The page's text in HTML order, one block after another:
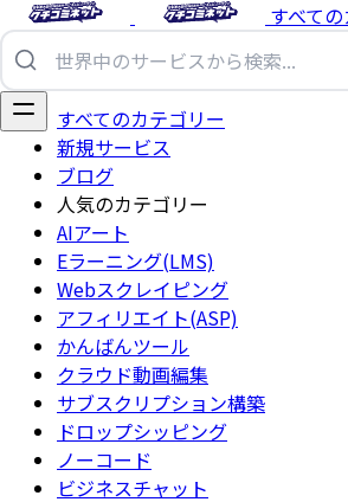
すべて
すべてのカテゴリー
新規サービス
ブログ
人気のカテゴリー
AIアート
Eラーニング(LMS)
Webスクレイピング
アフィリエイト(ASP)
かんばんツール
クラウド動画編集
サブスクリプション構築
ドロップシッピング
ノーコード
ビジネスチャット